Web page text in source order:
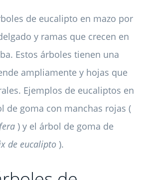
de eucalipto en mazo por
y ramas que crecen en
Estos árboles tienen una
ampliamente y hojas que
Ejemplos de eucaliptos en
de goma con manchas rojas (
) y el árbol de goma de
de eucalipto ).